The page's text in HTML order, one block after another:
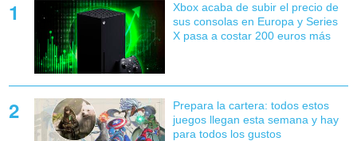
Xbox acaba de subir el precio de
sus consolas en Europa y Series
X pasa a costar 200 euros más
Prepara la cartera: todos estos
juegos llegan esta semana y hay
para todos los gustos